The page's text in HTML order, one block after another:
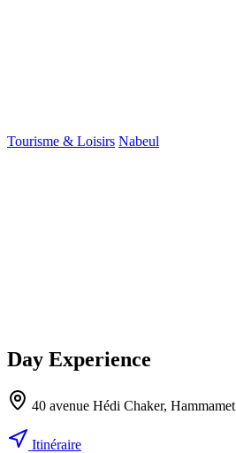
Tourisme & Loisirs Nabeul
Day Experience
40 avenue Hédi Chaker, Hammamet
Itinéraire